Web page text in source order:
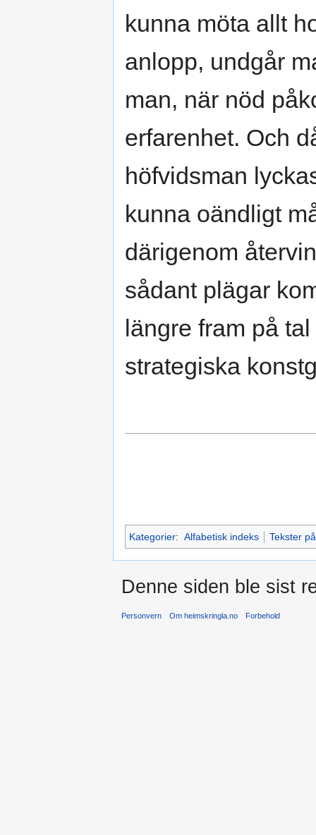
kunna möta allt
anlopp, undgår
man, när nöd
erfarenhet. Och
höfvidsman
kunna oändligt
därigenom
sådant plägar
längre fram på
strategiska
Kategorier: Alfabetisk indeks Tekster
Denne siden ble sist
Personvern Om heimskringla.no Forbehold